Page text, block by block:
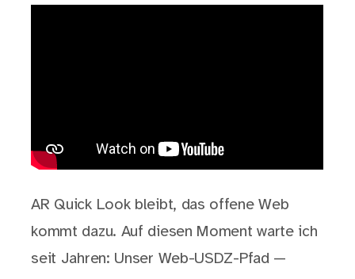
AR Quick Look bleibt, das offene Web
kommt dazu. Auf diesen Moment warte ich
seit Jahren: Unser Web-USDZ-Pfad —